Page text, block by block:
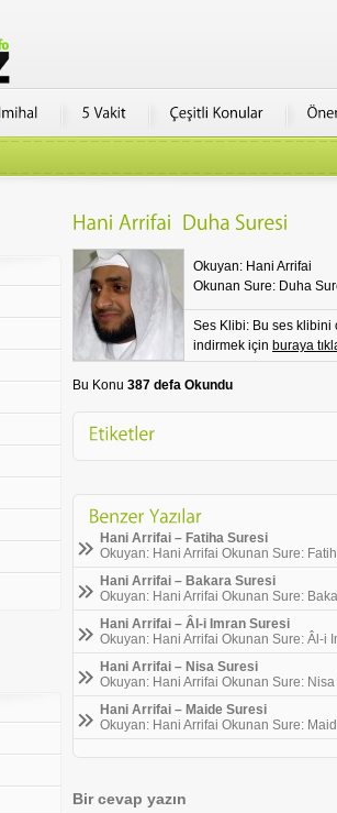
Okuyan: Hani Arrifai
Okunan Sure: Duha
Ses Klibi: Bu ses klibini
indirmek için buraya
Bu Konu 387 defa Okundu
Hani Arrifai – Fatiha Suresi
Okuyan: Hani Arrifai Okunan Sure:
Hani Arrifai – Bakara Suresi
Okuyan: Hani Arrifai Okunan Sure:
Hani Arrifai – Âl-i Imran Suresi
Okuyan: Hani Arrifai Okunan Sure: Âl-i
Hani Arrifai – Nisa Suresi
Okuyan: Hani Arrifai Okunan Sure:
Hani Arrifai – Maide Suresi
Okuyan: Hani Arrifai Okunan Sure:
Bir cevap yazın